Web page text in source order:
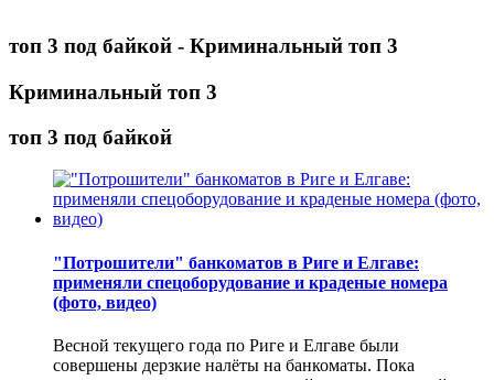
топ 3 под байкой - Криминальный топ 3
Криминальный топ 3
топ 3 под байкой
"Потрошители" банкоматов в Риге и Елгаве:
применяли спецоборудование и краденые номера
(фото, видео)
Весной текущего года по Риге и Елгаве были
совершены дерзкие налёты на банкоматы. Пока